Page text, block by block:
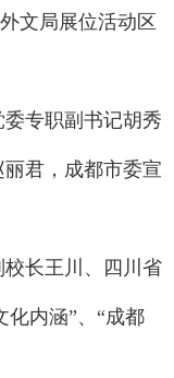
文局展位活动区
专职副书记胡秀
君，成都市委宣
长王川、四川省
化内涵”、“成都